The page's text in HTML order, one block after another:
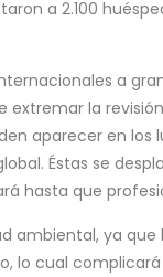
a 2.100
a
la
aparecer en los
Éstas se
hasta que
ambiental, ya
lo cual